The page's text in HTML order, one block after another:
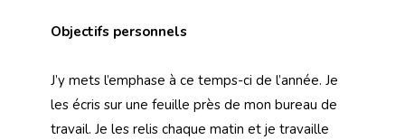
Objectifs personnels
J’y mets l’emphase à ce temps-ci de l’année. Je
les écris sur une feuille près de mon bureau de
travail. Je les relis chaque matin et je travaille